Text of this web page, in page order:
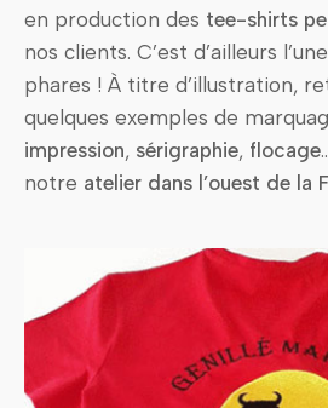
en production des tee-shirts
nos clients. C’est d’ailleurs
phares ! À titre d’illustration,
quelques exemples de
impression, sérigraphie, flocage
notre atelier dans l’ouest de la